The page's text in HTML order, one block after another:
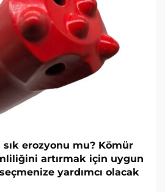
sık erozyonu mu? Kömür
artırmak için uygun
yardımcı olacak